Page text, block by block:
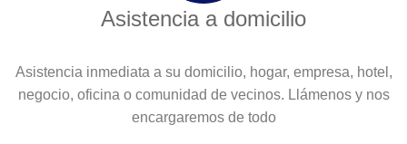
Asistencia a domicilio
Asistencia inmediata a su domicilio, hogar, empresa, hotel,
negocio, oficina o comunidad de vecinos. Llámenos y nos
encargaremos de todo